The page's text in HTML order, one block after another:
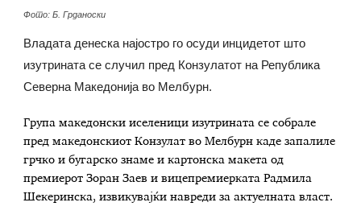
Фото: Б. Грданоски
Владата денеска најостро го осуди инцидетот што
изутрината се случил пред Конзулатот на Република
Северна Македонија во Мелбурн.
Група македонски иселеници изутрината се собрале
пред македонскиот Конзулат во Мелбурн каде запалиле
грчко и бугарско знаме и картонска макета од
премиерот Зоран Заев и вицепремиерката Радмила
Шекеринска, извикувајќи навреди за актуелната власт.